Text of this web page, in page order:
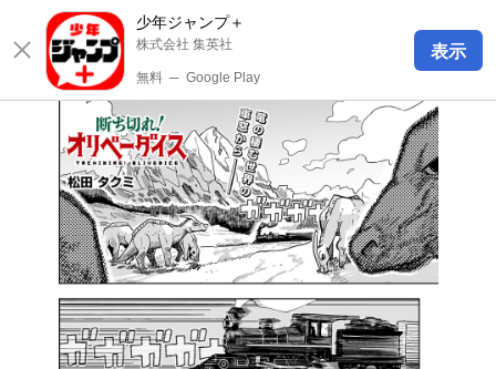
少年ジャンプ＋
株式会社 集英社
無料 ─ Google Play
表示